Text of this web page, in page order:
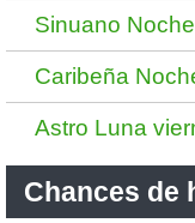
Sinuano
Caribeña
Astro Luna
Chances de